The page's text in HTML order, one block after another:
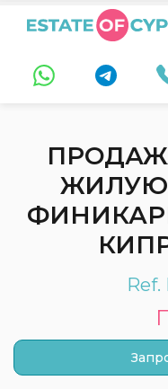
ЖИЛУЮ
КИПР
Ref.